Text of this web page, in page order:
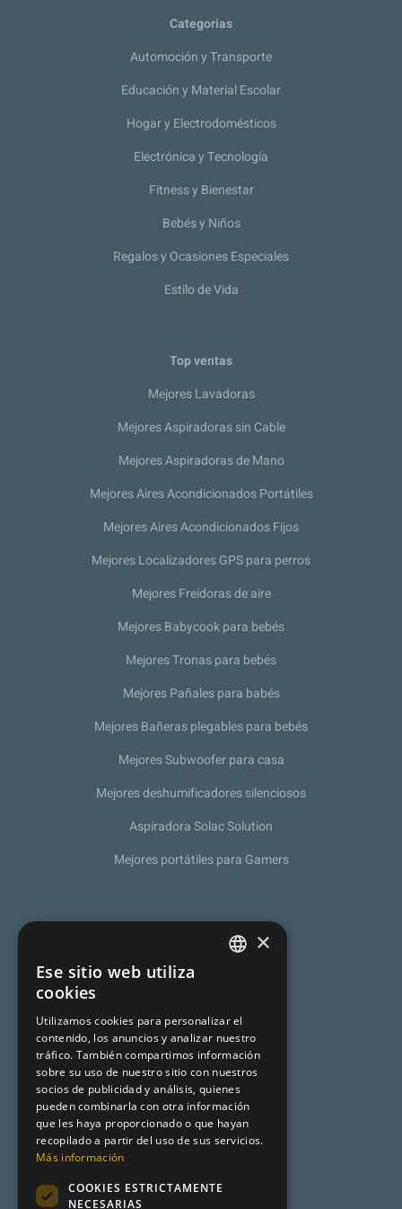
Categorias
Automoción y Transporte
Educación y Material Escolar
Hogar y Electrodomésticos
Electrónica y Tecnología
Fitness y Bienestar
Bebés y Niños
Regalos y Ocasiones Especiales
Estilo de Vida
Top ventas
Mejores Lavadoras
Mejores Aspiradoras sin Cable
Mejores Aspiradoras de Mano
Mejores Aires Acondicionados Portátiles
Mejores Aires Acondicionados Fijos
Mejores Localizadores GPS para perros
Mejores Freidoras de aire
Mejores Babycook para bebés
Mejores Tronas para bebés
Mejores Pañales para babés
Mejores Bañeras plegables para bebés
Mejores Subwoofer para casa
Mejores deshumificadores silenciosos
Aspiradora Solac Solution
Mejores portátiles para Gamers
Sobre nosotros
Política de Privacidad
Aviso legal
Premsa
Mundo Turismo
ENGLISH
×
Ese sitio web utiliza
cookies
Utilizamos cookies para personalizar el
contenido, los anuncios y analizar nuestro
tráfico. También compartimos información
sobre su uso de nuestro sitio con nuestros
socios de publicidad y análisis, quienes
pueden combinarla con otra información
que les haya proporcionado o que hayan
recopilado a partir del uso de sus servicios.
Más información
COOKIES ESTRICTAMENTE
NECESARIAS